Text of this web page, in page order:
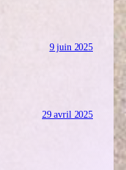
9 juin 2025
29 avril 2025